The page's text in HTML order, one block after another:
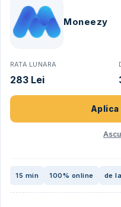
Moneezy
RATA LUNARA
283 Lei
Aplica
15 min 100% online de